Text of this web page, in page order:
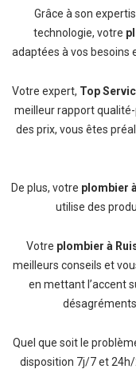
Grâce à son
technologie, votre
adaptées à vos besoins
Votre expert, Top
meilleur rapport
des prix, vous êtes
De plus, votre plombier
utilise des
Votre plombier à
meilleurs conseils et
en mettant l’accent
Quel que soit le
disposition 7j/7 et